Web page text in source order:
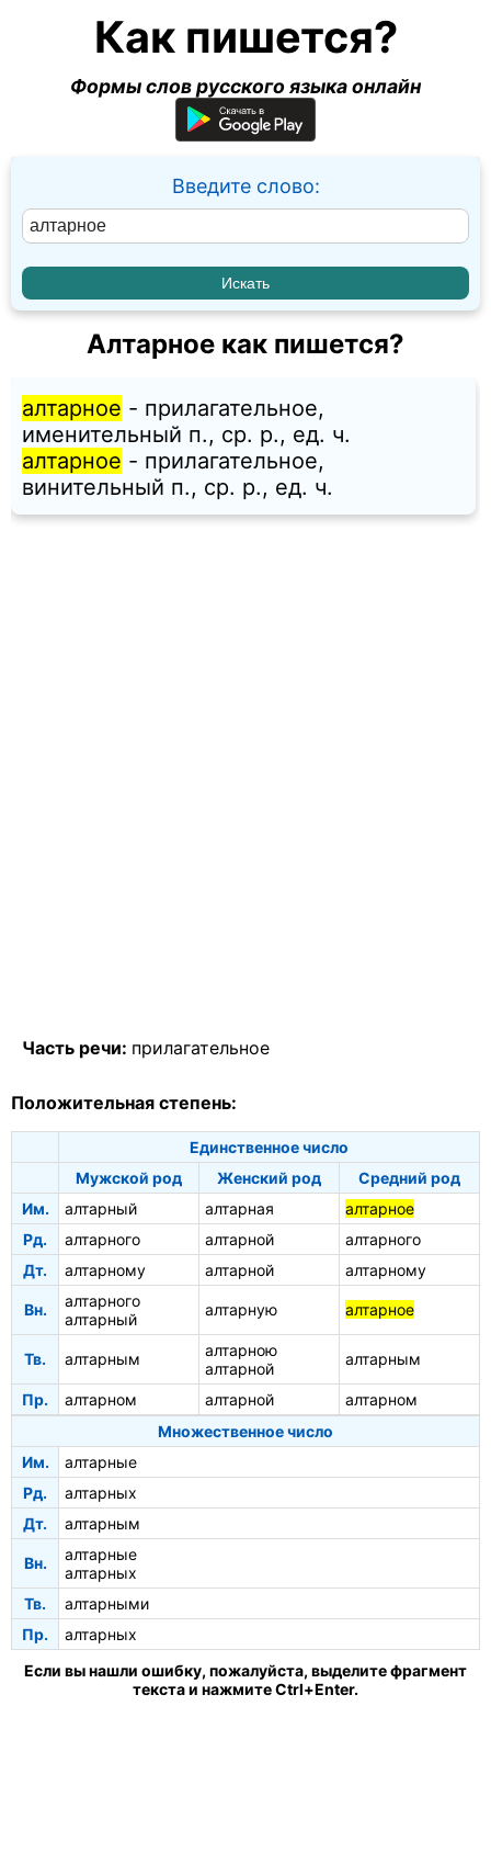
Как пишется?
Формы слов русского языка онлайн
Введите слово:
Алтарное как пишется?
алтарное - прилагательное,
именительный п., ср. p., ед. ч.
алтарное - прилагательное,
винительный п., ср. p., ед. ч.
Часть речи: прилагательное
Положительная степень:
Единственное число
Мужской род
Женский род
Средний род
Им.
алтарный алтарная
алтарное
Рд.
алтарного алтарной
алтарного
Дт.
алтарному алтарной алтарному
Вн.
алтарного
алтарный
алтарную алтарное
Тв. алтарным
алтарною
алтарной
алтарным
Пр. алтарном алтарной
алтарном
Множественное число
Им.
алтарные
Рд.
алтарных
Дт.
алтарным
Вн.
алтарные
алтарных
Тв.
алтарными
Пр.
алтарных
Если вы нашли ошибку, пожалуйста, выделите фрагмент
текста и нажмите Ctrl+Enter.